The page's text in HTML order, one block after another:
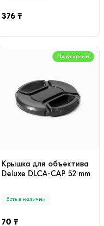
376 ₸
Популярный
Крышка для объектива
Deluxe DLCA-CAP 52 mm
Есть в наличии
70 ₸